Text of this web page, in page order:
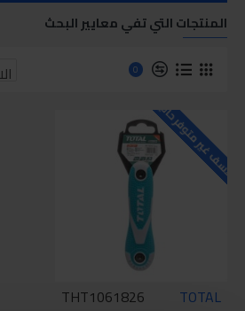
المنتجات التي تفي معايير البحث
0
للاسف غير متوفر حاليا
TOTAL
THT1061826